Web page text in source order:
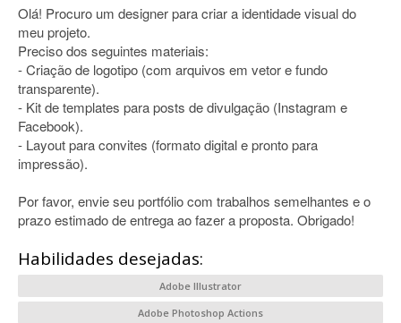
Olá! Procuro um designer para criar a identidade visual do
meu projeto.
Preciso dos seguintes materiais:
- Criação de logotipo (com arquivos em vetor e fundo
transparente).
- Kit de templates para posts de divulgação (Instagram e
Facebook).
- Layout para convites (formato digital e pronto para
impressão).
Por favor, envie seu portfólio com trabalhos semelhantes e o
prazo estimado de entrega ao fazer a proposta. Obrigado!
Habilidades desejadas:
Adobe Illustrator
Adobe Photoshop Actions